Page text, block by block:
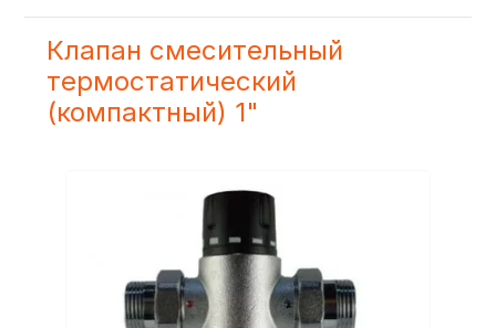
Клапан смесительный
термостатический
(компактный) 1"